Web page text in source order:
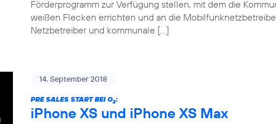
Förderprogramm zur Verfügung stellen, mit dem die
weißen Flecken errichten und an die
Netzbetreiber und kommunale […]
14. September 2018
PRE SALES START BEI O2:
iPhone XS und iPhone XS Max